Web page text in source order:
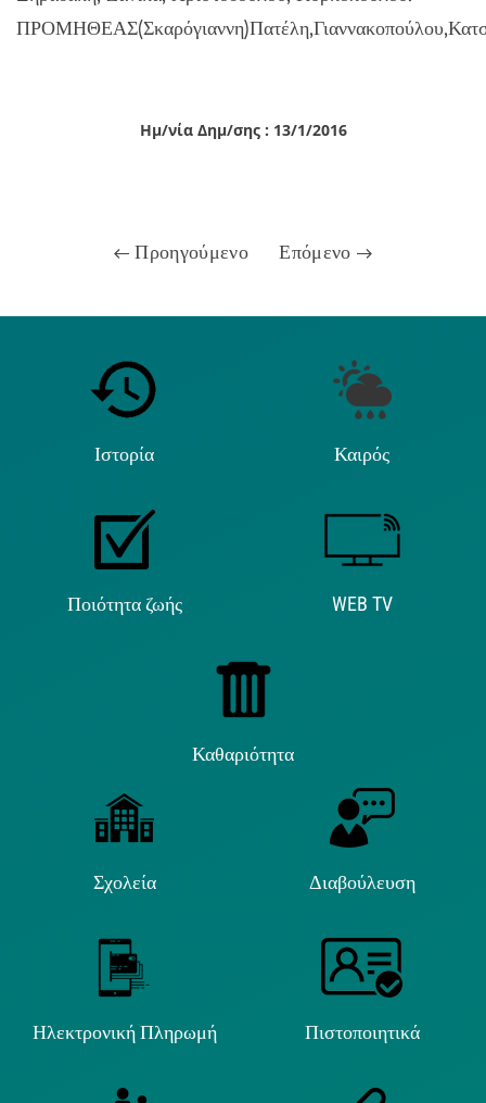
Ημ/νία Δημ/σης : 13/1/2016
Προηγούμενο Επόμενο
Ιστορία Καιρός
Ποιότητα ζωής WEB TV
Καθαριότητα
Σχολεία Διαβούλευση
Ηλεκτρονική Πληρωμή Πιστοποιητικά